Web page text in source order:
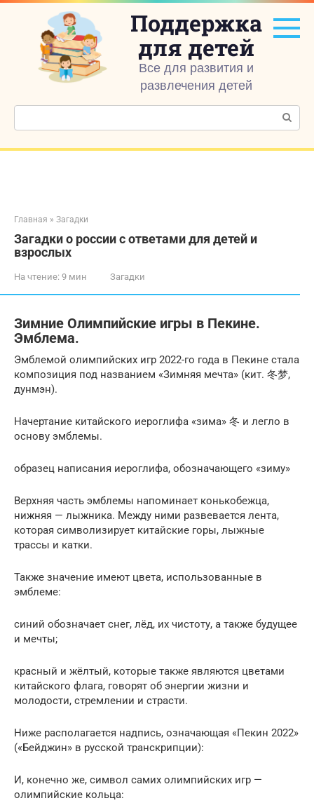
Перейти
контенту
Поддержка
для детей
Все для развития и
развлечения детей
Поиск:
Главная » Загадки
Загадки о россии с ответами для детей и
взрослых
На чтение: 9 мин Загадки
Зимние Олимпийские игры в Пекине.
Эмблема.
Эмблемой олимпийских игр 2022-го года в Пекине стала
композиция под названием «Зимняя мечта» (кит. 冬梦,
дунмэн).
Начертание китайского иероглифа «зима» 冬 и легло в
основу эмблемы.
образец написания иероглифа, обозначающего «зиму»
Верхняя часть эмблемы напоминает конькобежца,
нижняя — лыжника. Между ними развевается лента,
которая символизирует китайские горы, лыжные
трассы и катки.
Также значение имеют цвета, использованные в
эмблеме:
синий обозначает снег, лёд, их чистоту, а также будущее
и мечты;
красный и жёлтый, которые также являются цветами
китайского флага, говорят об энергии жизни и
молодости, стремлении и страсти.
Ниже располагается надпись, означающая «Пекин 2022»
(«Бейджин» в русской транскрипции):
И, конечно же, символ самих олимпийских игр —
олимпийские кольца: